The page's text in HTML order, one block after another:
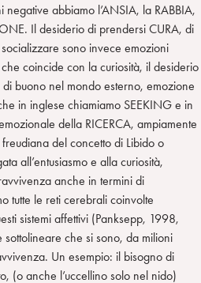
abbiamo l’ANSIA, la RABBIA,
Il desiderio di prendersi CURA, di
sono invece emozioni
coincide con la curiosità, il desiderio
buono nel mondo esterno, emozione
in inglese chiamiamo SEEKING e in
della RICERCA, ampiamente
del concetto di Libido o
all’entusiasmo e alla curiosità,
anche in termini di
tutte le reti cerebrali coinvolte
sistemi affettivi (Panksepp, 1998,
che si sono, da milioni
Un esempio: il bisogno di
(o anche l’uccellino solo nel nido)